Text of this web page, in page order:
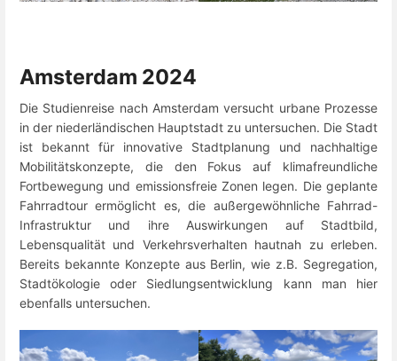
Amsterdam 2024
Die Studienreise nach Amsterdam versucht urbane Prozesse
in der niederländischen Hauptstadt zu untersuchen. Die Stadt
ist bekannt für innovative Stadtplanung und nachhaltige
Mobilitätskonzepte, die den Fokus auf klimafreundliche
Fortbewegung und emissionsfreie Zonen legen. Die geplante
Fahrradtour ermöglicht es, die außergewöhnliche Fahrrad-
Infrastruktur und ihre Auswirkungen auf Stadtbild,
Lebensqualität und Verkehrsverhalten hautnah zu erleben.
Bereits bekannte Konzepte aus Berlin, wie z.B. Segregation,
Stadtökologie oder Siedlungsentwicklung kann man hier
ebenfalls untersuchen.